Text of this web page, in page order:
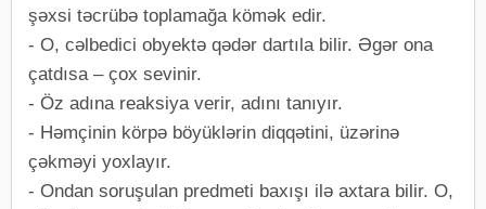
şəxsi təcrübə toplamağa kömək edir.
- O, cəlbedici obyektə qədər dartıla bilir. Əgər ona
çatdısa – çox sevinir.
- Öz adına reaksiya verir, adını tanıyır.
- Həmçinin körpə böyüklərin diqqətini, üzərinə
çəkməyi yoxlayır.
- Ondan soruşulan predmeti baxışı ilə axtara bilir. O,